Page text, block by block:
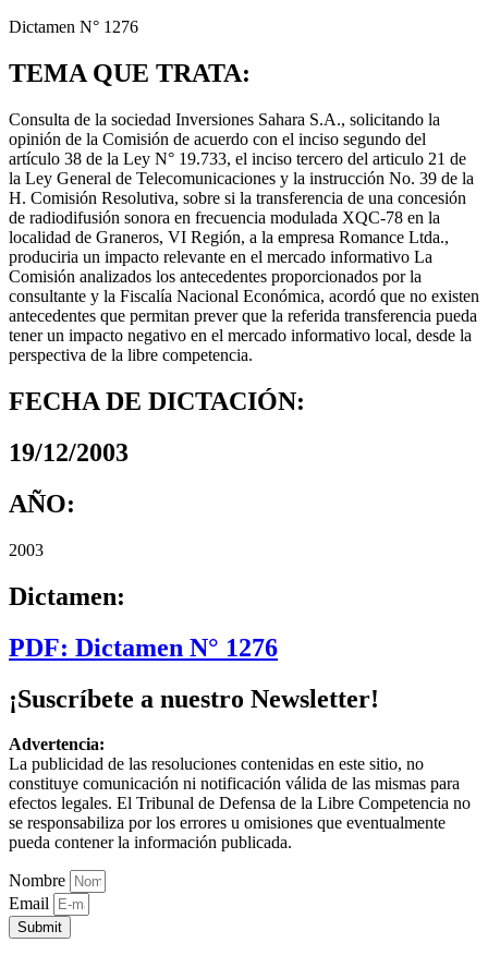
Dictamen N° 1276
TEMA QUE TRATA:
Consulta de la sociedad Inversiones Sahara S.A., solicitando la
opinión de la Comisión de acuerdo con el inciso segundo del
artículo 38 de la Ley N° 19.733, el inciso tercero del articulo 21 de
la Ley General de Telecomunicaciones y la instrucción No. 39 de la
H. Comisión Resolutiva, sobre si la transferencia de una concesión
de radiodifusión sonora en frecuencia modulada XQC-78 en la
localidad de Graneros, VI Región, a la empresa Romance Ltda.,
produciria un impacto relevante en el mercado informativo La
Comisión analizados los antecedentes proporcionados por la
consultante y la Fiscalía Nacional Económica, acordó que no existen
antecedentes que permitan prever que la referida transferencia pueda
tener un impacto negativo en el mercado informativo local, desde la
perspectiva de la libre competencia.
FECHA DE DICTACIÓN:
19/12/2003
AÑO:
2003
Dictamen:
PDF: Dictamen N° 1276
¡Suscríbete a nuestro Newsletter!
Advertencia:
La publicidad de las resoluciones contenidas en este sitio, no
constituye comunicación ni notificación válida de las mismas para
efectos legales. El Tribunal de Defensa de la Libre Competencia no
se responsabiliza por los errores u omisiones que eventualmente
pueda contener la información publicada.
Nombre
Email
Submit